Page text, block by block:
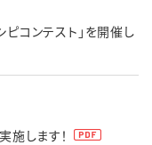
コンテスト」を開催し
施します！